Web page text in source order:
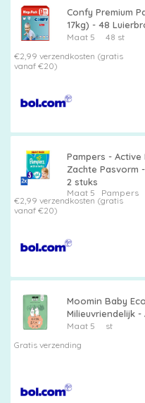
Confy Premium
17kg) - 48
Maat 5
48 st
€2,99 verzendkosten (gratis
vanaf €20)
Pampers - Active
Zachte Pasvorm
2 stuks
Maat 5 Pampers
€2,99 verzendkosten (gratis
vanaf €20)
Moomin Baby
Milieuvriendelijk -
Maat 5
st
Gratis verzending